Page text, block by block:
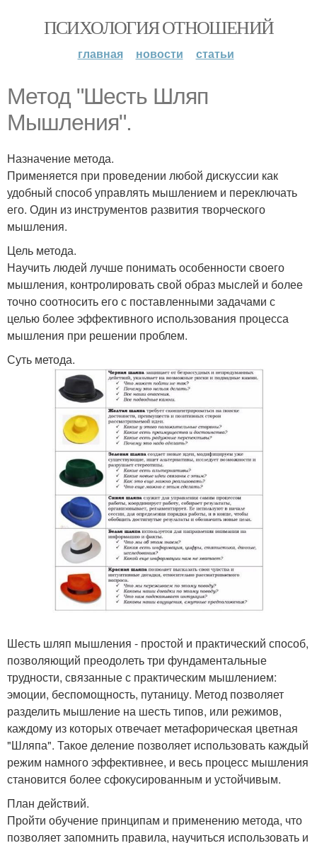
ПСИХОЛОГИЯ ОТНОШЕНИЙ
главная новости статьи
Метод "Шесть Шляп
Мышления".
Назначение метода.
Применяется при проведении любой дискуссии как
удобный способ управлять мышлением и переключать
его. Один из инструментов развития творческого
мышления.
Цель метода.
Научить людей лучше понимать особенности своего
мышления, контролировать свой образ мыслей и более
точно соотносить его с поставленными задачами с
целью более эффективного использования процесса
мышления при решении проблем.
Суть метода.
Шесть шляп мышления - простой и практический способ,
позволяющий преодолеть три фундаментальные
трудности, связанные с практическим мышлением:
эмоции, беспомощность, путаницу. Метод позволяет
разделить мышление на шесть типов, или режимов,
каждому из которых отвечает метафорическая цветная
"Шляпа". Такое деление позволяет использовать каждый
режим намного эффективнее, и весь процесс мышления
становится более сфокусированным и устойчивым.
План действий.
Пройти обучение принципам и применению метода, что
позволяет запомнить правила, научиться использовать и